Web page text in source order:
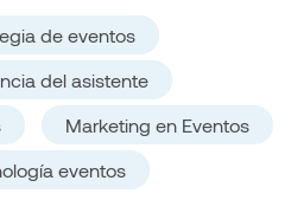
de eventos
del asistente
Marketing en Eventos
eventos